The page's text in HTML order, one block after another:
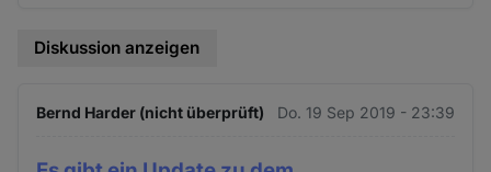
Diskussion anzeigen
Bernd Harder (nicht überprüft) Do. 19 Sep 2019 - 23:39